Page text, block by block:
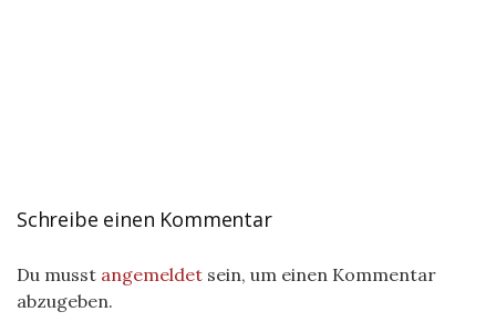
Schreibe einen Kommentar
Du musst angemeldet sein, um einen Kommentar
abzugeben.